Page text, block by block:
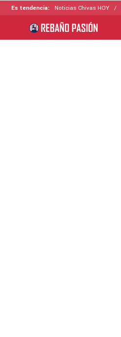
Es tendencia: Noticias Chivas HOY